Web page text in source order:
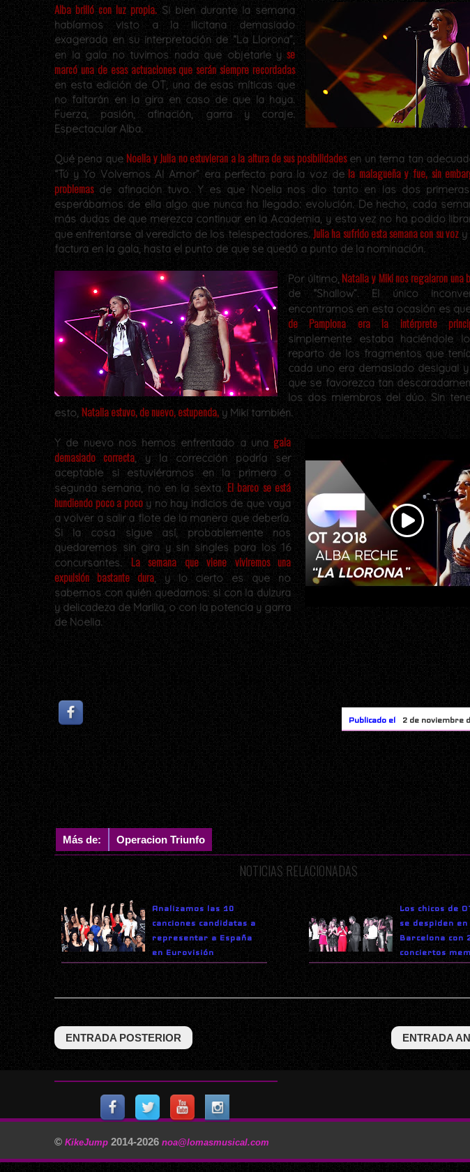
Alba brilló con luz propia.Si bien durante la semana
habíamos visto a la ilicitana demasiado
exagerada en su interpretación de “La Llorona”,
en la gala no tuvimos nada que objetarle yse
marcó una de esas actuaciones que serán siempre recordadas
en esta edición de OT, una de esas míticas que
no faltarán en la gira en caso de que la haya.
Fuerza, pasión, afinación, garra y coraje.
Espectacular Alba.
Qué pena queNoelia y Julia no estuvieran a la altura de sus posibilidadesen un tema tan
“Tú y Yo Volvemos Al Amor” era perfecta para la voz dela malagueña y fue, sin
problemasde afinación tuvo. Y es que Noelia nos dio tanto en las dos
esperábamos de ella algo que nunca ha llegado: evolución. De hecho, cada
más dudas de que merezca continuar en la Academia, y esta vez no ha podido
que enfrentarse al veredicto de los telespectadores.Julia ha sufrido esta semana con su vozy
factura en la gala, hasta el punto de que se quedó a punto de la nominación.
Por último,Natalia y Miki nos regalaron una
de “Shallow”. El único
encontramos en esta ocasión es
de Pamplona era la intérprete
simplemente estaba haciéndole
reparto de los fragmentos que
cada uno era demasiado desigual
que se favorezca tan
los dos miembros del dúo. Sin
esto,Natalia estuvo, de nuevo, estupenda,y Miki también.
Y de nuevo nos hemos enfrentado a unagala
demasiado correcta, y la corrección podría ser
aceptable si estuviéramos en la primera o
segunda semana, no en la sexta.El barco se está
hundiendo poco a pocoy no hay indicios de que vaya
a volver a salir a flote de la manera que debería.
Si la cosa sigue así, probablemente nos
quedaremos sin gira y sin singles para los 16
concursantes.La semana que viene viviremos una
expulsión bastante dura, y lo cierto es que no
sabemos con quién quedarnos: si con la dulzura
y delicadeza de Marilia, o con la potencia y garra
de Noelia.
Publicado el 2 de noviembre
Más de: Operacion Triunfo
NOTICIAS RELACIONADAS
Analizamos las 10
canciones candidatas a
representar a España
en Eurovisión
Los chicos de
se despiden en
Barcelona con
conciertos
ENTRADA POSTERIOR ENTRADA
© KikeJump 2014-2026 noa@lomasmusical.com